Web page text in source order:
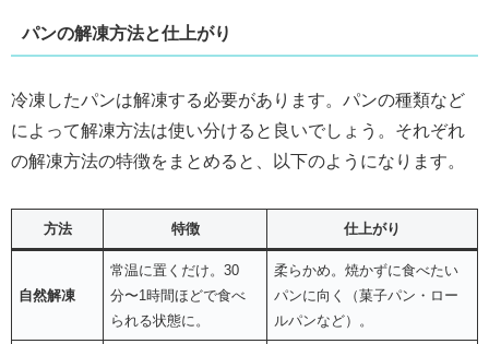
パンの解凍方法と仕上がり
冷凍したパンは解凍する必要があります。パンの種類など
によって解凍方法は使い分けると良いでしょう。それぞれ
の解凍方法の特徴をまとめると、以下のようになります。
方法 特徴 仕上がり
自然解凍
常温に置くだけ。30
分〜1時間ほどで食べ
られる状態に。
柔らかめ。焼かずに食べたい
パンに向く（菓子パン・ロー
ルパンなど）。